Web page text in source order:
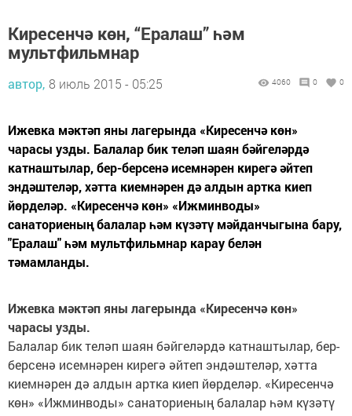
Киресенчә көн, “Ералаш” һәм
мультфильмнар
автор, 8 июль 2015 - 05:25 4060 0 0
Ижевка мәктәп яны лагерында «Киресенчә көн»
чарасы узды. Балалар бик теләп шаян бәйгеләрдә
катнаштылар, бер-берсенә исемнәрен кирегә әйтеп
эндәштеләр, хәтта киемнәрен дә алдын артка киеп
йөрделәр. «Киресенчә көн» «Ижминводы»
санаториеның балалар һәм күзәтү мәйданчыгына бару,
"Ералаш" һәм мультфильмнар карау белән
тәмамланды.
Ижевка мәктәп яны лагерында «Киресенчә көн»
чарасы узды.
Балалар бик теләп шаян бәйгеләрдә катнаштылар, бер-
берсенә исемнәрен кирегә әйтеп эндәштеләр, хәтта
киемнәрен дә алдын артка киеп йөрделәр. «Киресенчә
көн» «Ижминводы» санаториеның балалар һәм күзәтү